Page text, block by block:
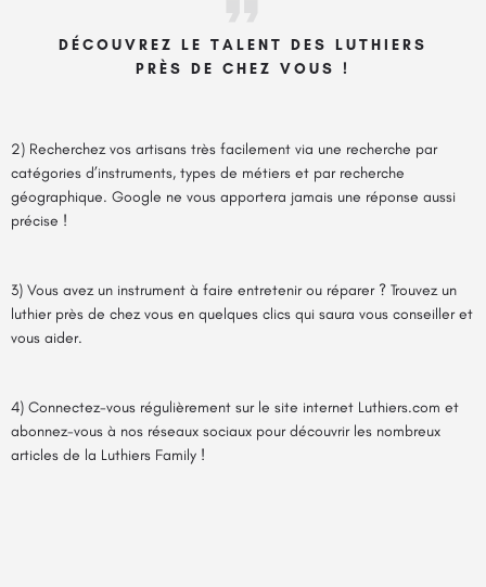
DÉCOUVREZ LE TALENT DES LUTHIERS
PRÈS DE CHEZ VOUS !
2) Recherchez vos artisans très facilement via une recherche par
catégories d’instruments, types de métiers et par recherche
géographique. Google ne vous apportera jamais une réponse aussi
précise !
3) Vous avez un instrument à faire entretenir ou réparer ? Trouvez un
luthier près de chez vous en quelques clics qui saura vous conseiller et
vous aider.
4) Connectez-vous régulièrement sur le site internet Luthiers.com et
abonnez-vous à nos réseaux sociaux pour découvrir les nombreux
articles de la Luthiers Family !